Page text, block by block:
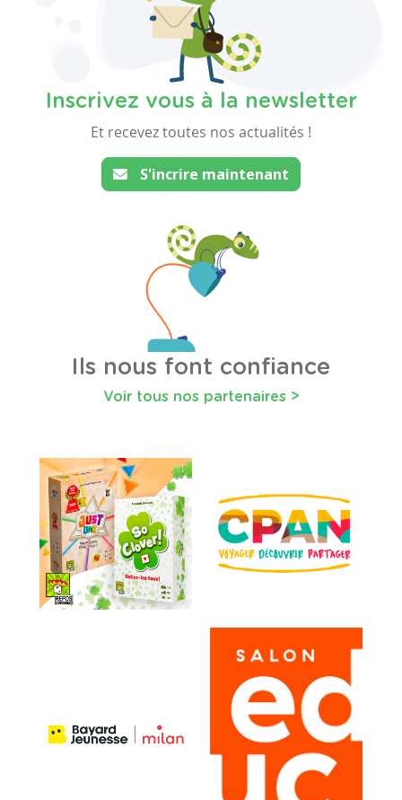
Inscrivez vous à la newsletter
Et recevez toutes nos actualités !
S'incrire maintenant
Ils nous font confiance
Voir tous nos partenaires >